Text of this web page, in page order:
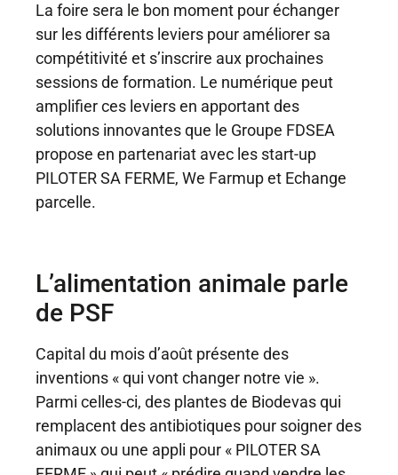
La foire sera le bon moment pour échanger
sur les différents leviers pour améliorer sa
compétitivité et s’inscrire aux prochaines
sessions de formation. Le numérique peut
amplifier ces leviers en apportant des
solutions innovantes que le Groupe FDSEA
propose en partenariat avec les start-up
PILOTER SA FERME, We Farmup et Echange
parcelle.
L’alimentation animale parle
de PSF
Capital du mois d’août présente des
inventions « qui vont changer notre vie ».
Parmi celles-ci, des plantes de Biodevas qui
remplacent des antibiotiques pour soigner des
animaux ou une appli pour « PILOTER SA